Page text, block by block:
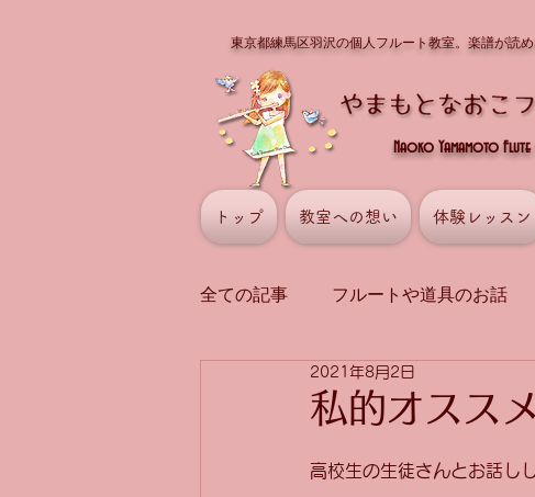
全ての記事 フルートや道具のお話
講師の演奏 曲や演奏の話
私的オスス
2021年8月2日
高校生の生徒さんとお話し
東京都練馬区羽沢の個人フルート教室。楽譜が読
Naoko Yamamoto Flute
トップ 教室への想い 体験レッスン